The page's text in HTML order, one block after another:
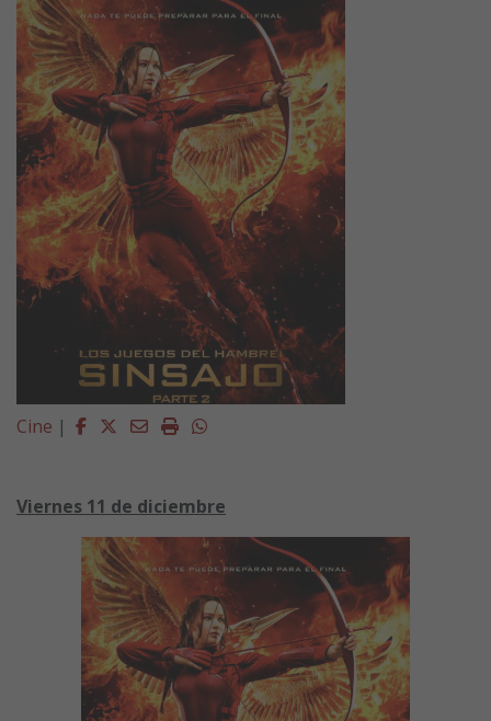
Cine | Facebook
Twitter
EmailImprimirWhatsapp
Viernes 11 de diciembre